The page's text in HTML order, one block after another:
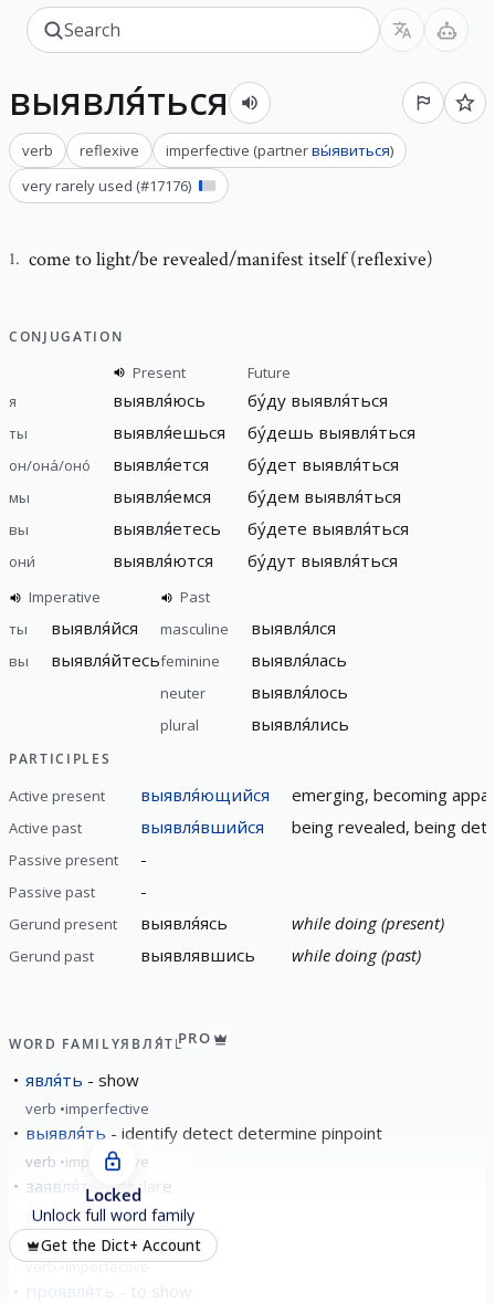
выявля́ться
verb reflexive imperfective (partnerвы́явиться)
very rarely used (#17176)
1. come to light/be revealed/manifest itself (reflexive)
CONJUGATION
Present
Future
я
выявля́юсь бу́ду выявля́ться
ты выявля́ешься бу́дешь выявля́ться
он/она́/оно́ выявля́ется бу́дет выявля́ться
мы выявля́емся бу́дем выявля́ться
вы выявля́етесь бу́дете выявля́ться
они́ выявля́ются бу́дут выявля́ться
Imperative
ты
выявля́йся
вы выявля́йтесь
Past
masculine
выявля́лся
feminine выявля́лась
neuter выявля́лось
plural выявля́лись
PARTICIPLES
Active present выявля́ющийся emerging, becoming
Active past выявля́вшийся being revealed, being
Passive present -
Passive past -
Gerund present выявля́ясь while doing (present)
Gerund past выявлявшись while doing (past)
WORD FAMILYЯВЛЯ́ТЬPRO
явля́ть show
verb imperfective
выявля́ть identify detect determine pinpoint
verb imperfective
заявля́ть declare
verb imperfective
явля́ться to be
verb imperfective
проявля́ть
Locked
Unlock full word family
Get the Dict+ Account